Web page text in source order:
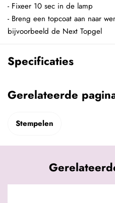
- Fixeer 10 sec in de lamp
- Breng een topcoat aan naar
bijvoorbeeld de Next Topgel
Specificaties
Gerelateerde
Stempelen